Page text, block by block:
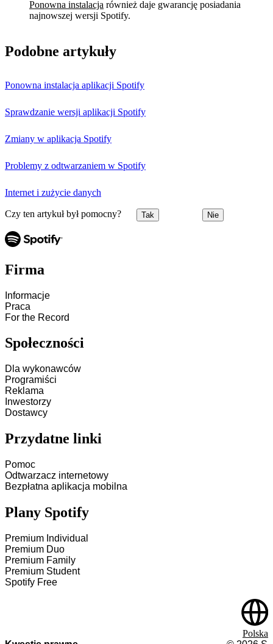
Ponowna instalacja również daje gwarancję posiadania
najnowszej wersji Spotify.
Podobne artykuły
Ponowna instalacja aplikacji Spotify
Sprawdzanie wersji aplikacji Spotify
Zmiany w aplikacja Spotify
Problemy z odtwarzaniem w Spotify
Internet i zużycie danych
Czy ten artykuł był pomocny? Tak Nie
Firma
Informacje
Praca
For the Record
Społeczności
Dla wykonawców
Programiści
Reklama
Inwestorzy
Dostawcy
Przydatne linki
Pomoc
Odtwarzacz internetowy
Bezpłatna aplikacja mobilna
Plany Spotify
Premium Individual
Premium Duo
Premium Family
Premium Student
Spotify Free
Polska